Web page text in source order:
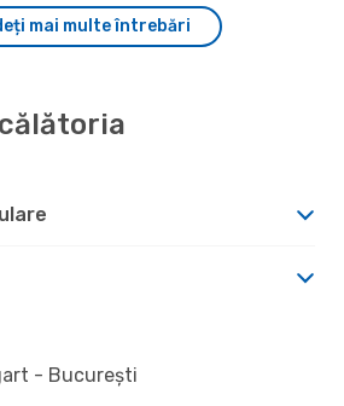
mai multe întrebări
- București